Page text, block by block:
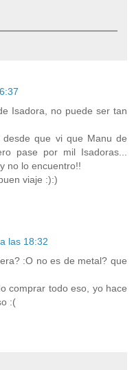
Isadora, no puede ser tan
que vi que Manu de
pase por mil Isadoras...
no lo encuentro!!
viaje :):)
las 18:32
:O no es de metal? que
comprar todo eso, yo hace
:(